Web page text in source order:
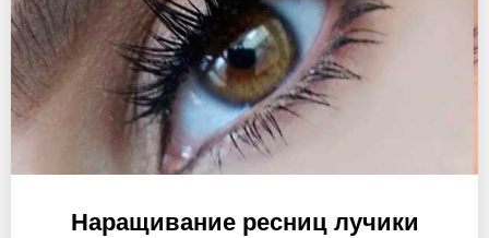
Наращивание ресниц лучики